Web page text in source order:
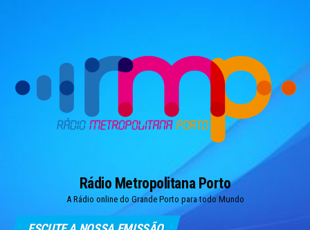
Rádio Metropolitana Porto
A Rádio online do Grande Porto para todo Mundo